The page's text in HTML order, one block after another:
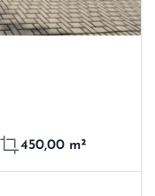
450,00 m²